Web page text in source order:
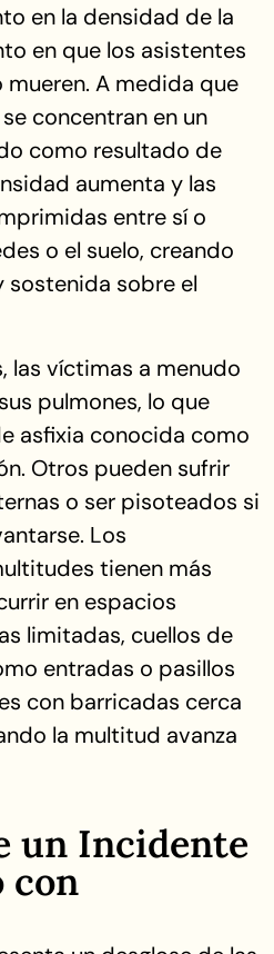
en la densidad de la
en que los asistentes
A medida que
concentran en un
como resultado de
aumenta y las
entre sí o
o el suelo, creando
sostenida sobre el
las víctimas a menudo
pulmones, lo que
asfixia conocida como
Otros pueden sufrir
o ser pisoteados si
Los
tienen más
en espacios
limitadas, cuellos de
entradas o pasillos
con barricadas cerca
la multitud avanza
un Incidente
con